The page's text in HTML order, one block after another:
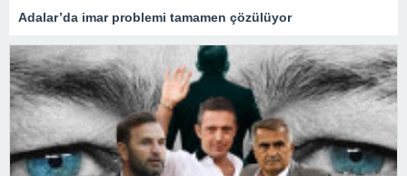
Adalar’da imar problemi tamamen çözülüyor